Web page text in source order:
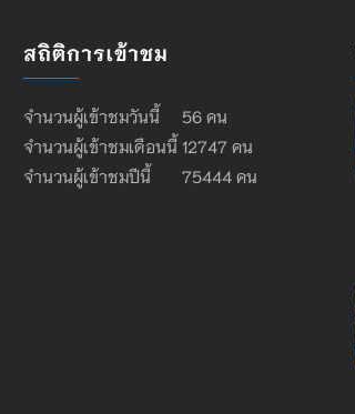
สถิติการเข้าชม
จำนวนผู้เข้าชมวันนี้ 56 คน
จำนวนผู้เข้าชมเดือนนี้ 12747 คน
จำนวนผู้เข้าชมปีนี้ 75444 คน